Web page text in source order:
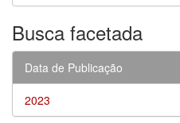
Busca facetada
Data de Publicação
2023